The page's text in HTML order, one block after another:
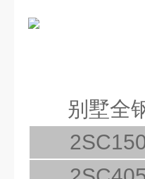
别墅全